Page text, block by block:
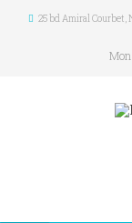
25 bd Amiral Courbet,